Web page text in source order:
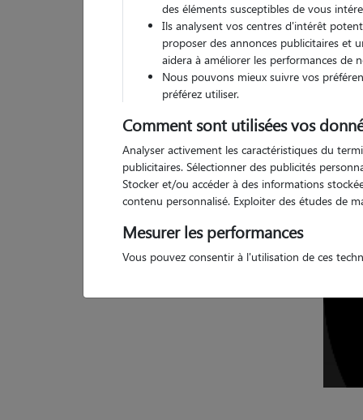
1 avis)
5/5
des éléments susceptibles de vous
Ils analysent vos centres d'intérêt
proposer des annonces publicitaires et
aidera à améliorer les performances de
Nous pouvons mieux suivre vos
préférez utiliser.
Comment sont utilisées vos
Analyser activement les caractéristiques du
publicitaires. Sélectionner des publicités
Stocker et/ou accéder à des informations
contenu personnalisé. Exploiter des études de
Mesurer les performances
Vous pouvez consentir à l'utilisation de ces